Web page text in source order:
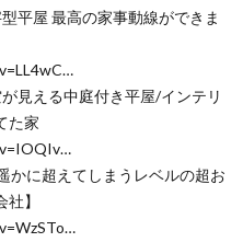
平屋 最高の家事動線ができま
見える中庭付き平屋/インテリ
た家
かに超えてしまうレベルの超お
】